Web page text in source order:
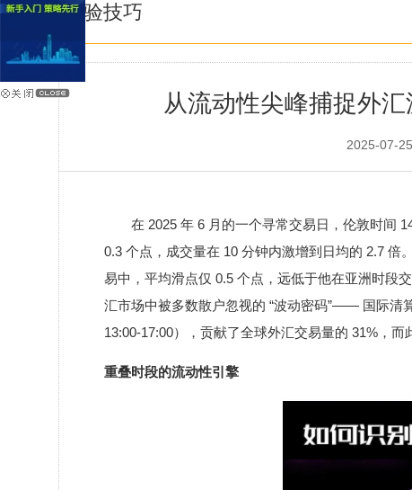
经验技巧
从流动性尖峰捕捉外
2025-07-
在 2025 年 6 月的一个寻常交易日，伦敦时间
0.3 个点，成交量在 10 分钟内激增到日均的 2.7 倍
易中，平均滑点仅 0.5 个点，远低于他在亚洲时段
汇市场中被多数散户忽视的 “波动密码”—— 国际清
13:00-17:00），贡献了全球外汇交易量的 31%，而
重叠时段的流动性引擎